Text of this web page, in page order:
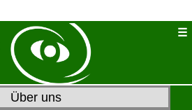
Über uns